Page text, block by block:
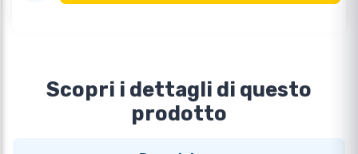
Scopri i dettagli di questo
prodotto